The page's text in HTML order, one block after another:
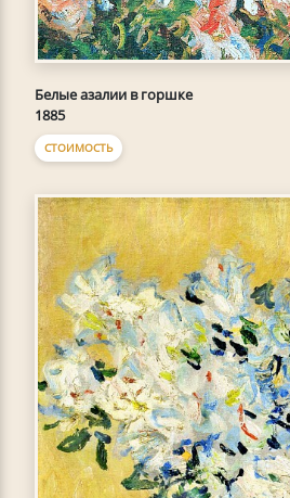
Белые азалии в горшке
1885
СТОИМОСТЬ